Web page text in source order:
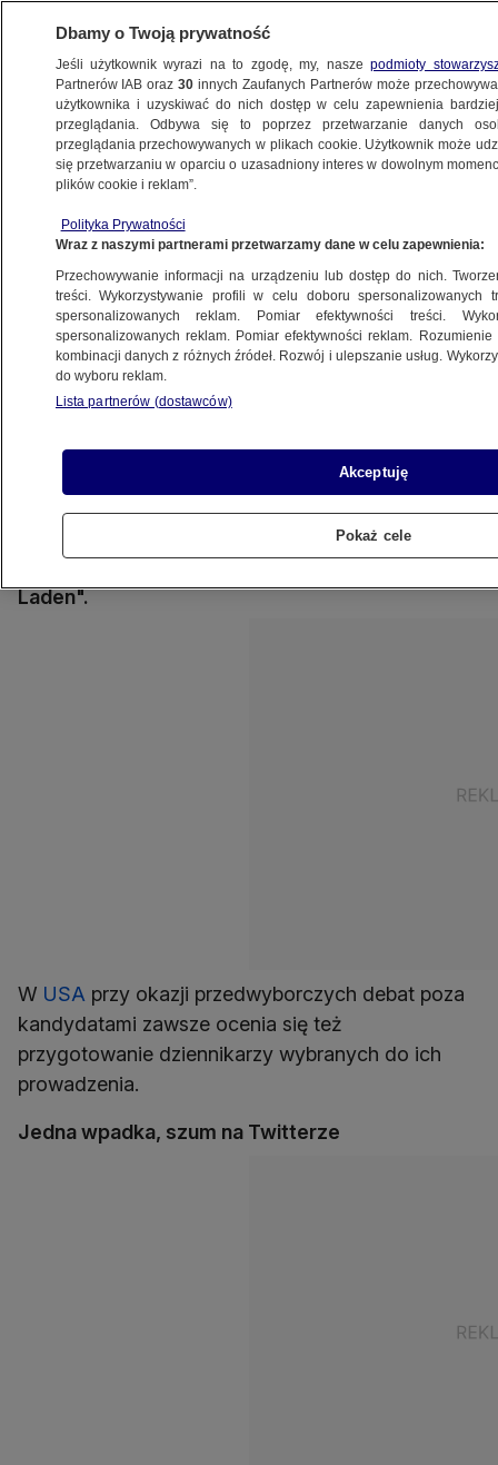
ŚWIAT
bohaterem debaty
23.10.2012, 16:37
Udostępnij
Bob Schieffer miał poprowadzić tę debatę
zabierali głos, zamiast oddać go Barackowi
Obamie i Mittowi Romneyowi. W tej kandydaci na
fotel prezydenta USA mieli aż zbyt wiele
swobody, ale widzowie i tak najwyraźniej
Laden".
W USA przy okazji przedwyborczych debat poza
kandydatami zawsze ocenia się też
przygotowanie dziennikarzy wybranych do ich
prowadzenia.
Jedna wpadka, szum na Twitterze
Dbamy o Twoją prywatność
Jeśli użytkownik wyrazi na to zgodę, my, naszepodmioty
Partnerów IAB oraz30 innych Zaufanych Partnerów może
użytkownika i uzyskiwać do nich dostęp w celu zapewnienia
przeglądania. Odbywa się to poprzez przetwarzanie danych
przeglądania przechowywanych w plikach cookie. Użytkownik może
się przetwarzaniu w oparciu o uzasadniony interes w dowolnym
plików cookie i reklam”.
Polityka Prywatności
Wraz z naszymi partnerami przetwarzamy dane w celu zapewnienia:
Przechowywanie informacji na urządzeniu lub dostęp do nich.
treści. Wykorzystywanie profili w celu doboru spersonalizowanych
spersonalizowanych reklam. Pomiar efektywności treści.
spersonalizowanych reklam. Pomiar efektywności reklam.
kombinacji danych z różnych źródeł. Rozwój i ulepszanie usług.
do wyboru reklam.
Lista partnerów (dostawców)
Akceptuję
Pokaż cele